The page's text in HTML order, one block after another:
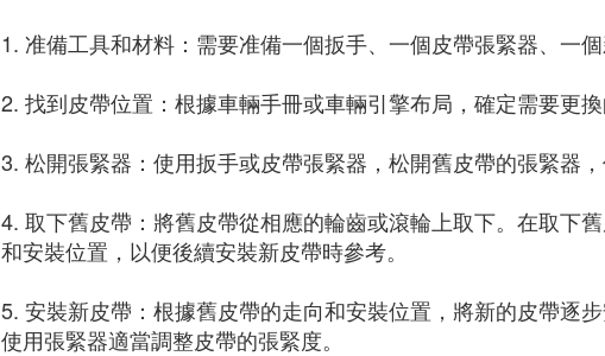
1. 准備工具和材料：需要准備一個扳手、一個皮帶張緊器、一個
2. 找到皮帶位置：根據車輛手冊或車輛引擎布局，確定需要更換
3. 松開張緊器：使用扳手或皮帶張緊器，松開舊皮帶的張緊器，
4. 取下舊皮帶：將舊皮帶從相應的輪齒或滾輪上取下。在取下
和安裝位置，以便後續安裝新皮帶時參考。
5. 安裝新皮帶：根據舊皮帶的走向和安裝位置，將新的皮帶逐步
使用張緊器適當調整皮帶的張緊度。